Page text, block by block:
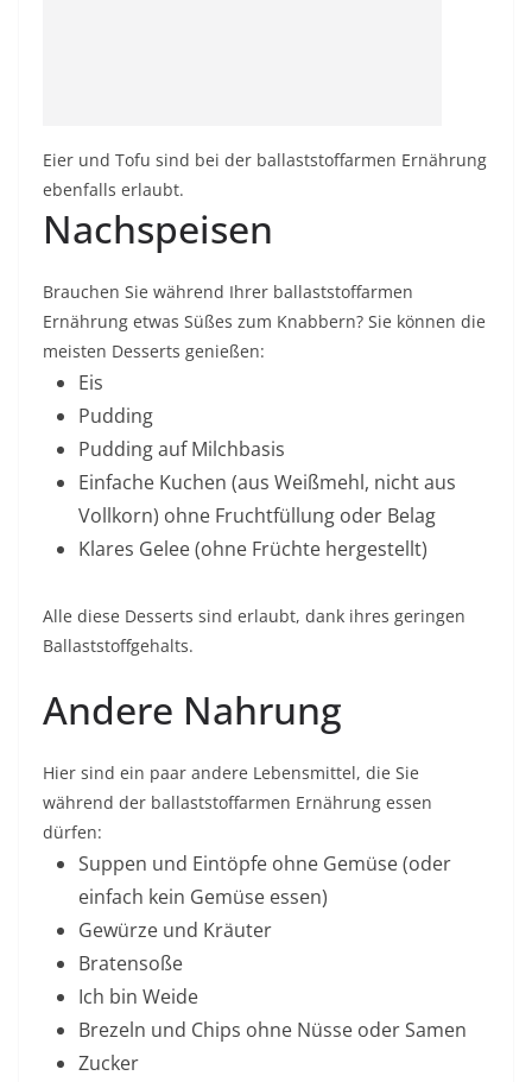
Eier und Tofu sind bei der ballaststoffarmen Ernährung
ebenfalls erlaubt.
Nachspeisen
Brauchen Sie während Ihrer ballaststoffarmen
Ernährung etwas Süßes zum Knabbern? Sie können die
meisten Desserts genießen:
Eis
Pudding
Pudding auf Milchbasis
Einfache Kuchen (aus Weißmehl, nicht aus
Vollkorn) ohne Fruchtfüllung oder Belag
Klares Gelee (ohne Früchte hergestellt)
Alle diese Desserts sind erlaubt, dank ihres geringen
Ballaststoffgehalts.
Andere Nahrung
Hier sind ein paar andere Lebensmittel, die Sie
während der ballaststoffarmen Ernährung essen
dürfen:
Suppen und Eintöpfe ohne Gemüse (oder
einfach kein Gemüse essen)
Gewürze und Kräuter
Bratensoße
Ich bin Weide
Brezeln und Chips ohne Nüsse oder Samen
Zucker